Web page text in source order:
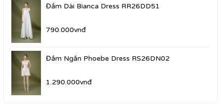
Đầm Dài Bianca Dress RR26DD51
790.000vnđ
Đầm Ngắn Phoebe Dress RS26DN02
1.290.000vnđ